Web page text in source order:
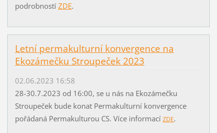
podrobností ZDE.
Letní permakulturní konvergence na
Ekozámečku Stroupeček 2023
02.06.2023 16:58
28-30.7.2023 od 16:00, se u nás na Ekozámečku
Stroupeček bude konat Permakulturní konvergence
pořádaná Permakulturou CS. Více informací ZDE.